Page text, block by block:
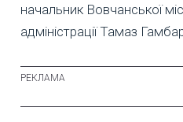
начальник Вовчанської
адміністрації Тамаз